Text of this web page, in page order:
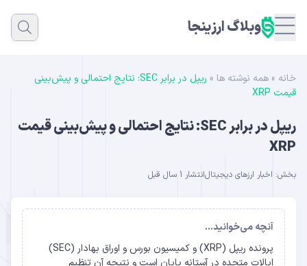
وبلاگ ارزینجا
خانه » همه نوشته ها »
ریپل در برابر SEC: نتایج احتمالی و پیش‌بینی
قیمت XRP
ریپل در برابر SEC: نتایج احتمالی و پیش‌بینی قیمت
XRP
بخش: اخبار ارزهای دیجیتالانتشار 1 سال قبل
آنچه می‌خوانید...
پرونده ریپل (XRP) و کمیسیون بورس و اوراق بهادار (SEC)
ایالات متحده در آستانه پایان است و نتیجه آن تنظیم